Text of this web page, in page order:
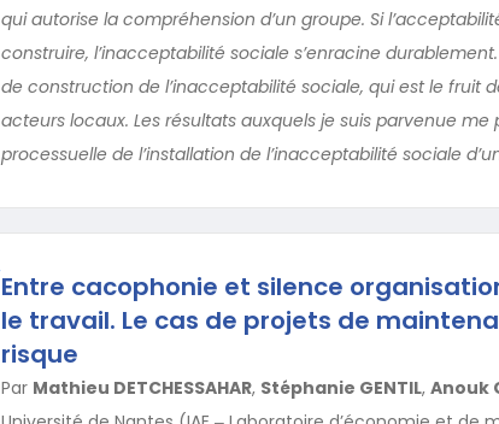
qui autorise la compréhension d’un groupe. Si
construire, l’inacceptabilité sociale s’enracine
de construction de l’inacceptabilité sociale, qui est le fruit
acteurs locaux. Les résultats auxquels je suis parvenue
processuelle de l’installation de l’inacceptabilité sociale
Entre cacophonie et silence
le travail. Le cas de projets de
risque
Par Mathieu DETCHESSAHAR, Stéphanie GENTIL, Anouk